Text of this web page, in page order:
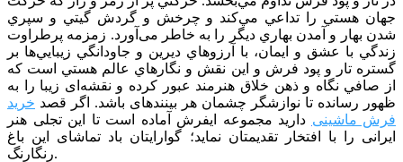
جهان هستي را تداعي مي‌كند و چرخش و گردش گيتي و سپري
شدن بهار و آمدن بهاري ديگر را به خاطر می‌آورد. زمزمه پرطراوت
زندگي با عشق و ايمان، با آرزوهاي ديرين و جاودانگي زيبايي‌ها بر
گستره تار و پود فرش و اين نقش و نگارهاي عالم هستي است كه
از صافي نگاه و ذهن خلاق هنرمند عبور كرده و نقشه‌ای زیبا را به
ظهور رسانده تا نوازشگر چشمان هر بیننده­ای باشد. اگر قصد خرید
فرش ماشینی دارید مجموعه ایفرش آماده است تا این تجلی هنر
ایرانی را با افتخار تقدیمتان نماید؛ گوارایتان باد تماشای این باغ
رنگارنگ.